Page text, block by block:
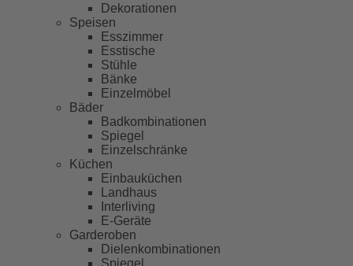
Dekorationen
Speisen
Esszimmer
Esstische
Stühle
Bänke
Einzelmöbel
Bäder
Badkombinationen
Spiegel
Einzelschränke
Küchen
Einbauküchen
Landhaus
Interliving
E-Geräte
Garderoben
Dielenkombinationen
Spiegel